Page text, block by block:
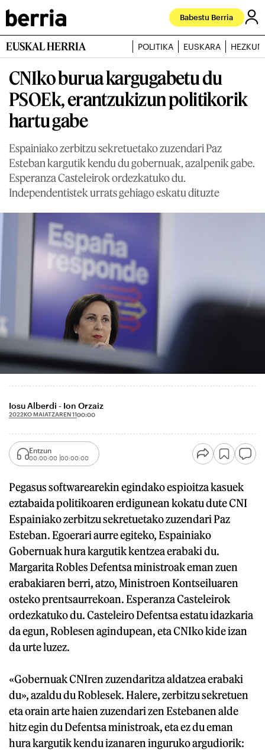
Babestu Berria
EUSKAL HERRIA POLITIKA EUSKARA
CNIko burua kargugabetu du
PSOEk, erantzukizun politikorik
hartu gabe
Espainiako zerbitzu sekretuetako zuzendari Paz
Esteban kargutik kendu du gobernuak, azalpenik gabe.
Esperanza Casteleirok ordezkatuko du.
Independentistek urrats gehiago eskatu dituzte
Iosu Alberdi - Ion Orzaiz
2022KO MAIATZAREN 1100:00
Entzun
00:00:00 00:00:00
Pegasus softwarearekin egindako espioitza kasuek
eztabaida politikoaren erdigunean kokatu dute CNI
Espainiako zerbitzu sekretuetako zuzendari Paz
Esteban. Egoerari aurre egiteko, Espainiako
Gobernuak hura kargutik kentzea erabaki du.
Margarita Robles Defentsa ministroak eman zuen
erabakiaren berri, atzo, Ministroen Kontseiluaren
osteko prentsaurrekoan. Esperanza Casteleirok
ordezkatuko du. Casteleiro Defentsa estatu idazkaria
da egun, Roblesen agindupean, eta CNIko kide izan
da urte luzez.
«Gobernuak CNIren zuzendaritza aldatzea erabaki
du», azaldu du Roblesek. Halere, zerbitzu sekretuen
eta orain arte haien zuzendari zen Estebanen alde
hitz egin du Defentsa ministroak, eta ez du eman
hura kargutik kendu izanaren inguruko argudiorik: